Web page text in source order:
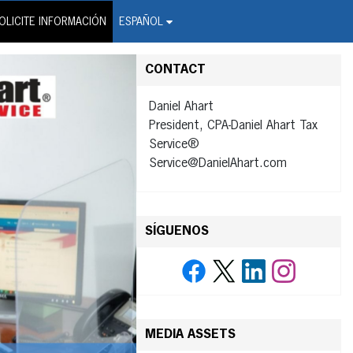
INFORMACIÓN ESPAÑOL
Wire Service
CONTACT
Daniel Ahart
President, CPA-Daniel Ahart Tax
Service®
Service@DanielAhart.com
SÍGUENOS
MEDIA ASSETS